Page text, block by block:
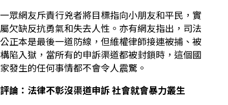
一眾網友斥責行兇者將目標指向小朋友和平民，實
屬欠缺反抗勇氣和失去人性。亦有網友指出，司法
公正本是最後一道防線，但維權律師接連被捕、被
構陷入獄，當所有的申訴渠道都被封鎖時，這個國
家發生的任何事情都不會令人震驚。
評論：法律不彰沒渠道申訴 社會就會暴力叢生